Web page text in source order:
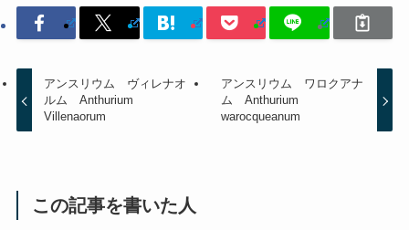
アンスリウム ヴィレナオ
ルム Anthurium
Villenaorum
アンスリウム ワロクアナ
ム Anthurium
warocqueanum
この記事を書いた人